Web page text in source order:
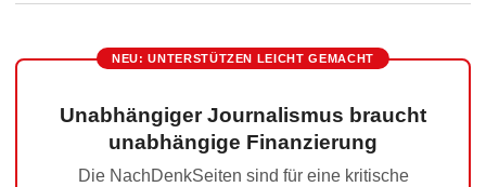
NEU: UNTERSTÜTZEN LEICHT GEMACHT
Unabhängiger Journalismus braucht
unabhängige Finanzierung
Die NachDenkSeiten sind für eine kritische